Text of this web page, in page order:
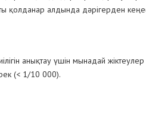
қолданар алдында дәрігерден
анықтау үшін мынадай
(< 1/10 000).